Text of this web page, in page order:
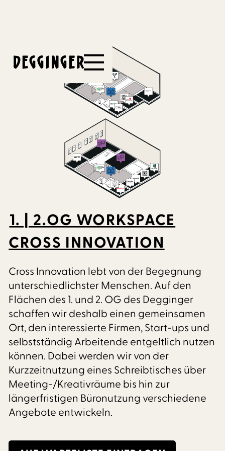
1. | 2.OG WORKSPACE
CROSS INNOVATION
Cross Innovation lebt von der Begegnung
unterschiedlichster Menschen. Auf den
Flächen des 1. und 2. OG des Degginger
schaffen wir deshalb einen gemeinsamen
Ort, den interessierte Firmen, Start-ups und
selbstständig Arbeitende entgeltlich nutzen
können. Dabei werden wir von der
Kurzzeitnutzung eines Schreibtisches über
Meeting-/Kreativräume bis hin zur
längerfristigen Büronutzung verschiedene
Angebote entwickeln.